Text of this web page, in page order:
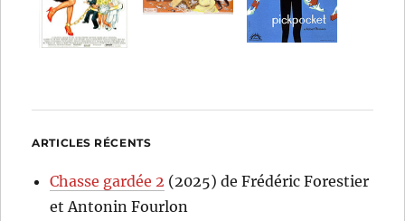
ARTICLES RÉCENTS
Chasse gardée 2 (2025) de Frédéric Forestier
et Antonin Fourlon